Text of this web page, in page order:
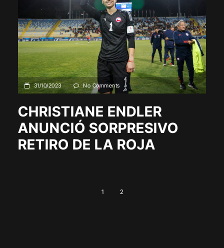
31/10/2023 No Comments
CHRISTIANE ENDLER
ANUNCIÓ SORPRESIVO
RETIRO DE LA ROJA
1 2